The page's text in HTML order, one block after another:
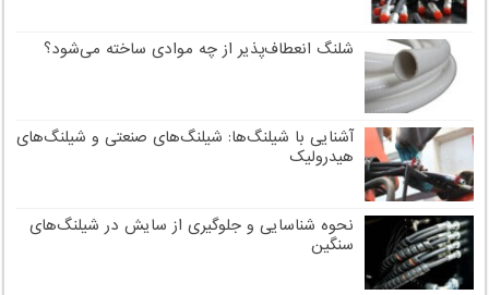
شلنگ انعطاف‌پذیر از چه موادی ساخته می‌شود؟
آشنایی با شیلنگ‌ها: شیلنگ‌های صنعتی و شیلنگ‌های
هیدرولیک
نحوه شناسایی و جلوگیری از سایش در شیلنگ‌های
سنگین